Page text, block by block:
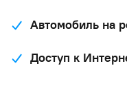
Автомобиль на
Доступ к